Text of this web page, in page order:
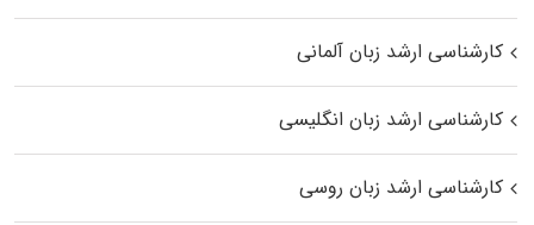
کارشناسی ارشد زبان آلمانی
کارشناسی ارشد زبان انگلیسی
کارشناسی ارشد زبان روسی